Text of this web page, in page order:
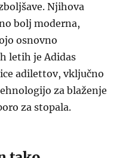
Njihova
bolj moderna,
osnovno
letih je Adidas
adilettov, vključno
za blaženje
za stopala.